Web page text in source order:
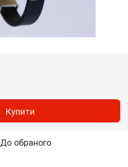
Купити
До обраного